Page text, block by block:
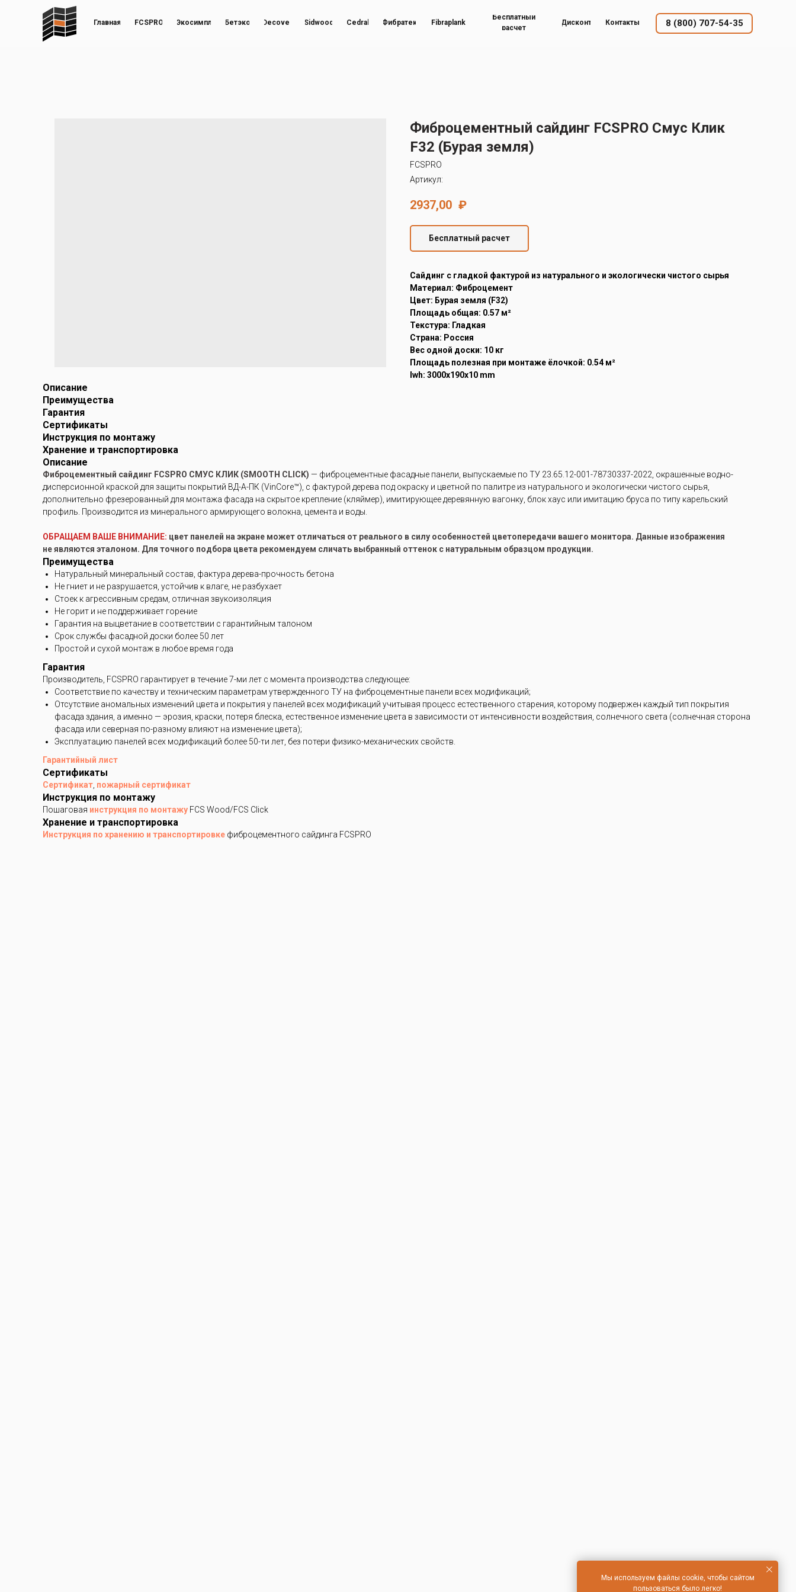
8 (800) 707-54-35
Главная FCSPRO Бетэко Decover Sidwood Cedral Фибратек
Бесплатный
расчет
Контакты
Дисконт
Экосимпл Fibraplank
Фиброцементный сайдинг FCSPRO Смус Клик
F32 (Бурая земля)
FCSPRO
Артикул:
2937,00 ₽
Бесплатный расчет
Cайдинг с гладкой фактурой из натурального и экологически чистого сырья
Материал: Фиброцемент
Цвет: Бурая земля (F32)
Площадь общая: 0.57 м²
Текстура: Гладкая
Страна: Россия
Вес одной доски: 10 кг
Площадь полезная при монтаже ёлочкой: 0.54 м²
lwh: 3000x190x10 mm
Описание
Преимущества
Гарантия
Сертификаты
Инструкция по монтажу
Хранение и транспортировка
Описание
Фиброцементный сайдинг FCSPRO СМУС КЛИК (SMOOTH CLICK) — фиброцементные фасадные панели, выпускаемые по ТУ 23.65.12-001-78730337-2022, окрашенные водно-
дисперсионной краской для защиты покрытий ВД-А-ПК (VinCore™), с фактурой дерева под окраску и цветной по палитре из натурального и экологически чистого сырья,
дополнительно фрезерованный для монтажа фасада на скрытое крепление (кляймер), имитирующее деревянную вагонку, блок хаус или имитацию бруса по типу карельский
профиль. Производится из минерального армирующего волокна, цемента и воды.
ОБРАЩАЕМ ВАШЕ ВНИМАНИЕ: цвет панелей на экране может отличаться от реального в силу особенностей цветопередачи вашего монитора. Данные изображения
не являются эталоном. Для точного подбора цвета рекомендуем сличать выбранный оттенок с натуральным образцом продукции.
Преимущества
Натуральный минеральный состав, фактура дерева-прочность бетона
Не гниет и не разрушается, устойчив к влаге, не разбухает
Стоек к агрессивным средам, отличная звукоизоляция
Не горит и не поддерживает горение
Гарантия на выцветание в соответствии с гарантийным талоном
Срок службы фасадной доски более 50 лет
Простой и сухой монтаж в любое время года
Гарантия
Производитель, FCSPRO гарантирует в течение 7-ми лет с момента производства следующее:
Соответствие по качеству и техническим параметрам утвержденного ТУ на фиброцементные панели всех модификаций;
Отсутствие аномальных изменений цвета и покрытия у панелей всех модификаций учитывая процесс естественного старения, которому подвержен каждый тип покрытия
фасада здания, а именно — эрозия, краски, потеря блеска, естественное изменение цвета в зависимости от интенсивности воздействия, солнечного света (солнечная сторона
фасада или северная по-разному влияют на изменение цвета);
Эксплуатацию панелей всех модификаций более 50-ти лет, без потери физико-механических свойств.
Гарантийный лист
Сертификаты
Сертификат, пожарный сертификат
Инструкция по монтажу
Пошаговая инструкция по монтажу FCS Wood/FCS Click
Хранение и транспортировка
Инструкция по хранению и транспортировке фиброцементного сайдинга FCSPRO
Мы используем файлы cookie, чтобы сайтом
пользоваться было легко!